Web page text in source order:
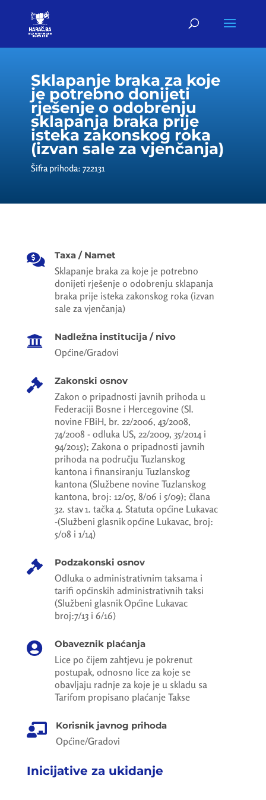
Sklapanje braka za koje
je potrebno donijeti
rješenje o odobrenju
sklapanja braka prije
isteka zakonskog roka
(izvan sale za vjenčanja)
Šifra prihoda: 722131
 Taxa / Namet
Sklapanje braka za koje je potrebno
donijeti rješenje o odobrenju sklapanja
braka prije isteka zakonskog roka (izvan
sale za vjenčanja)
 Nadležna institucija / nivo
Općine/Gradovi
 Zakonski osnov
Zakon o pripadnosti javnih prihoda u
Federaciji Bosne i Hercegovine (Sl.
novine FBiH, br. 22/2006, 43/2008,
74/2008 - odluka US, 22/2009, 35/2014 i
94/2015); Zakona o pripadnosti javnih
prihoda na području Tuzlanskog
kantona i finansiranju Tuzlanskog
kantona (Službene novine Tuzlanskog
kantona, broj: 12/05, 8/06 i 5/09); člana
32. stav 1. tačka 4. Statuta općine Lukavac
-(Službeni glasnik općine Lukavac, broj:
5/08 i 1/14)
 Podzakonski osnov
Odluka o administrativnim taksama i
tarifi općinskih administrativnih taksi
(Službeni glasnik Općine Lukavac
broj:7/13 i 6/16)
 Obaveznik plaćanja
Lice po čijem zahtjevu je pokrenut
postupak, odnosno lice za koje se
obavljaju radnje za koje je u skladu sa
Tarifom propisano plaćanje Takse
 Korisnik javnog prihoda
Općine/Gradovi
Inicijative za ukidanje